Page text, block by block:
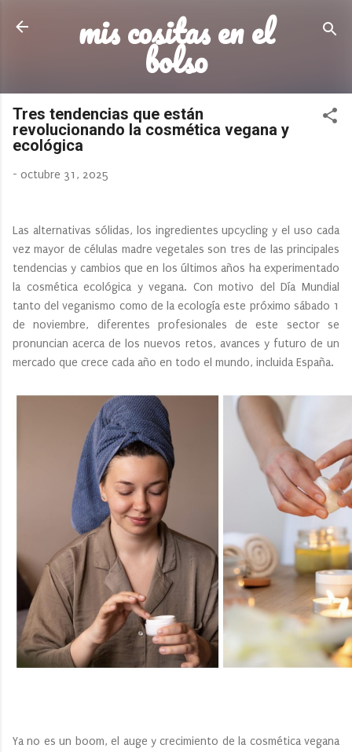
Ir al contenido principal
mis cositas en el
bolso
Tres tendencias que están
revolucionando la cosmética vegana y
ecológica
- octubre 31, 2025
Las alternativas sólidas, los ingredientes upcycling y el uso cada
vez mayor de células madre vegetales son tres de las principales
tendencias y cambios que en los últimos años ha experimentado
la cosmética ecológica y vegana. Con motivo del Día Mundial
tanto del veganismo como de la ecología este próximo sábado 1
de noviembre, diferentes profesionales de este sector se
pronuncian acerca de los nuevos retos, avances y futuro de un
mercado que crece cada año en todo el mundo, incluida España.
Ya no es un boom, el auge y crecimiento de la cosmética vegana